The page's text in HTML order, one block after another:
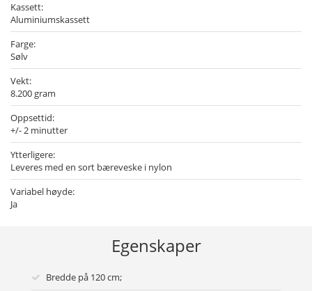
Kassett:
Aluminiumskassett
Farge:
Sølv
Vekt:
8.200 gram
Oppsettid:
+/- 2 minutter
Ytterligere:
Leveres med en sort bæreveske i nylon
Variabel høyde:
Ja
Egenskaper
Bredde på 120 cm;